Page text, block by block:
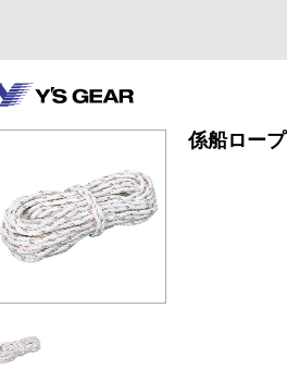
係船ロープ